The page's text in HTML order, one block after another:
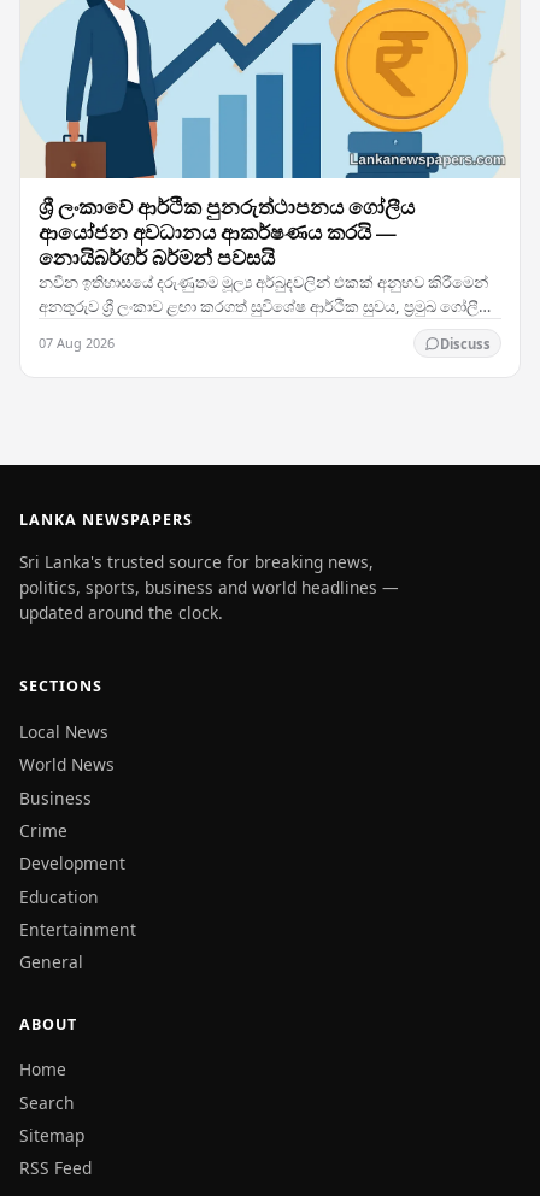
ශ්‍රී ලංකාවේ ආර්ථික පුනරුත්ථාපනය ගෝලීය
ආයෝජන අවධානය ආකර්ෂණය කරයි —
නොයිබර්ගර් බර්මන් පවසයි
නවීන ඉතිහාසයේ දරුණුතම මූල්‍ය අර්බුදවලින් එකක් අනුභව කිරීමෙන්
අනතුරුව ශ්‍රී ලංකාව ළඟා කරගත් සුවිශේෂ ආර්ථික සුවය, ප්‍රමුඛ ගෝලීය
07 Aug 2026 Discuss
LANKA NEWSPAPERS
Sri Lanka's trusted source for breaking news,
politics, sports, business and world headlines —
updated around the clock.
SECTIONS
Local News
World News
Business
Crime
Development
Education
Entertainment
General
ABOUT
Home
Search
Sitemap
RSS Feed